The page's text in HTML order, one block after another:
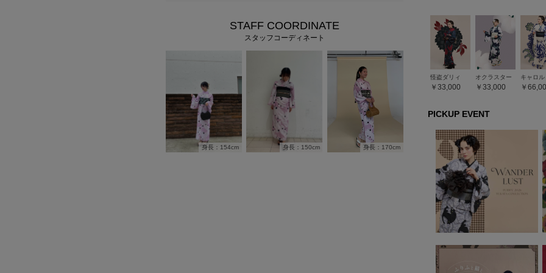
STAFF COORDINATE
スタッフコーディネート
身長：154cm 身長：150cm 身長：170cm
怪盗ダリィ
33,000
オクラスター
33,000
キャロル
PICKUP EVENT